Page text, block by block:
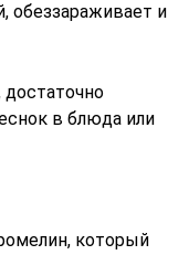
обеззараживает и
в блюда или
который